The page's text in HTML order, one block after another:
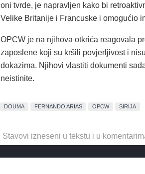
oni tvrde, je napravljen kako bi
Velike Britanije i Francuske i omogućio
OPCW je na njihova otkrića reagovala
zaposlene koji su kršili povjerljivost i
dokazima. Njihovi vlastiti dokumenti
neistinite.
DOUMA FERNANDO ARIAS OPCW SIRIJA
Stavovi izneseni u tekstu i u